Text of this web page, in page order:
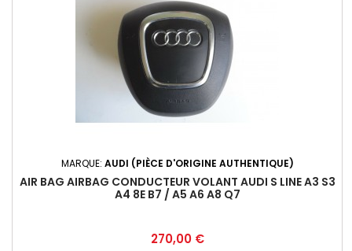
MARQUE: AUDI (PIÈCE D'ORIGINE AUTHENTIQUE)
AIR BAG AIRBAG CONDUCTEUR VOLANT AUDI S LINE A3 S3
A4 8E B7 / A5 A6 A8 Q7
Prix
270,00 €